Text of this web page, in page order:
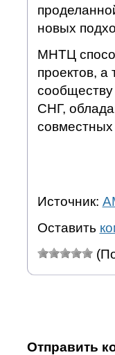
новых
МНТЦ
проектов, а
сообществу
СНГ,
совместных
Источник:
Оставить
Отправить